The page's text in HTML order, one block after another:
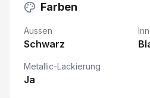
Farben
Aussen
Schwarz
Metallic-Lackierung
Ja